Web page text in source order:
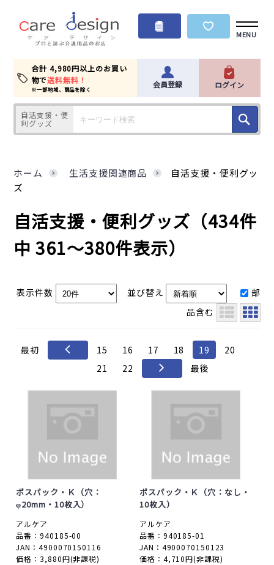
MENU
合計 4,980円以上のお買い
物で送料無料！
※一部地域、商品を除く 会員登録 ログイン
自活支援・便
利グッズ
ホーム 生活支援関連商品
自活支援・便利グッ
ズ
自活支援・便利グッズ （434件
中 361～380件表示）
表示件数 並び替え
部
品含む
最初 15 16 17 18 19
20
21
22 最後
ポスパック・Ｋ（穴：
φ20mm・10枚入）
アルケア
品番：940185-00
JAN：4900070150116
価格：3,880円(非課税)
ポスパック・Ｋ（穴：なし・
10枚入）
アルケア
品番：940185-01
JAN：4900070150123
価格：4,710円(非課税)